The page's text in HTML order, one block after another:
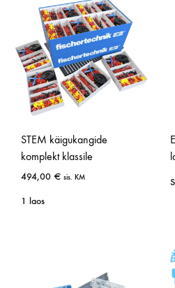
STEM käigukangide
komplekt klassile
494,00 € sis. KM
1 laos